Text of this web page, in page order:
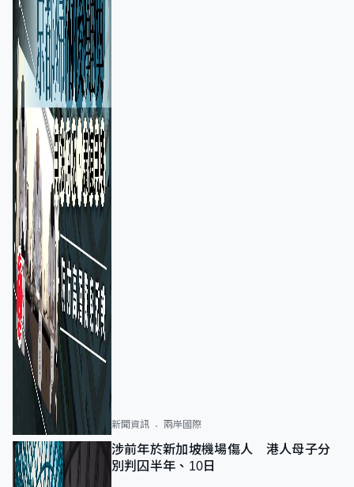
新聞資訊 兩岸國際
涉前年於新加坡機場傷人 港人母子分
別判囚半年、10日